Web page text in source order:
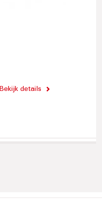
Bekijk details